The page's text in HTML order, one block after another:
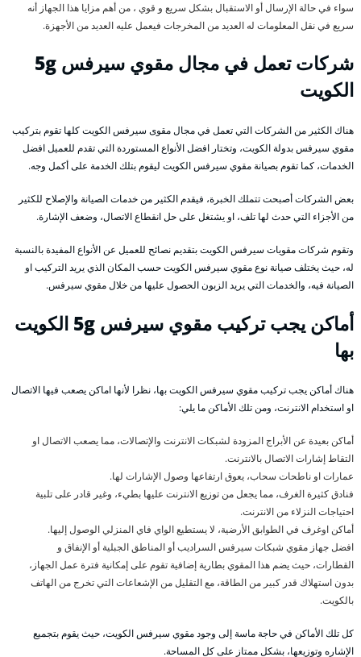
سواء في حالة الإرسال أو الاستقبال بشكل سريع و قوي ، من أهم مزايا هذا الجهاز أنه
سريع في نقل المعلومات له العديد من المخرجات فيعمل عليه العديد من الأجهزة.
شركات تعمل في مجال مقوي سيرفس 5g
الكويت
هناك الكثير من الشركات التي تعمل في مجال مقوى سيرفس الكويت كلها تقوم بتركيب
مقوي سيرفس بدولة الكويت، وتختار افضل الأنواع المستوردة التي تقدم للعميل افضل
الخدمات، كما تقوم بصيانة مقوي سيرفس الكويت ليقوم بتلك الخدمة على أكمل وجه.
بعض الشركات أصبحت تتملك الخبرة، فيقدم الكثير من خدمات الصيانة والإصلاح للكثير
من الأجزاء التي حدث لها تلف، او يشتغل على حل انقطاع الاتصال، وضعف الإشارة.
وتقوم شركات مقويات سيرفس الكويت بتقديم نصائح للعميل عن الأنواع المفيدة بالنسبة
له، حيث يختلف صيانة نوع مقوي سيرفس الكويت حسب المكان الذي يريد التركيب او
الصيانة فيه، والخدمات التي يريد الزبون الحصول عليها من خلال مقوي سيرفس.
أماكن يجب تركيب مقوي سيرفس 5g الكويت
بها
هناك أماكن يجب تركيب مقوي سيرفس الكويت بها، نظرا لأنها اماكن يصعب فيها الاتصال
او استخدام الانترنت، ومن تلك الأماكن ما يلي:
أماكن بعيدة عن الأبراج المزودة لشبكات الانترنت والإتصالات، مما يصعب الاتصال او
التقاط إشارات الاتصال بالانترنت.
عمارات او ناطحات سحاب، يعوق ارتفاعها وصول الإشارات لها.
فنادق كثيرة الغرف، مما يجعل من توزيع الانترنت عليها بطيء، وغير قادر على تلبية
احتياجات النزلاء من الانترنت.
أماكن اوغرف في الطوابق الأرضية، لا يستطيع الواي فاي المنزلي الوصول إليها.
افضل جهاز مقوي شبكات سيرفس السراديب أو المناطق الجبلية أو الإنفاق و
القطارات، حيث يضم هذا المقوي بطارية إضافية تقوم على إمكانية فترة عمل الجهاز،
بدون استهلاك قدر كبير من الطاقة، مع التقليل من الإشعاعات التي تخرج من الهاتف
بالكويت.
كل تلك الأماكن في حاجة ماسة إلى وجود مقوي سيرفس الكويت، حيث يقوم بتجميع
الإشاره وتوزيعها، بشكل ممتاز على كل المساحة.